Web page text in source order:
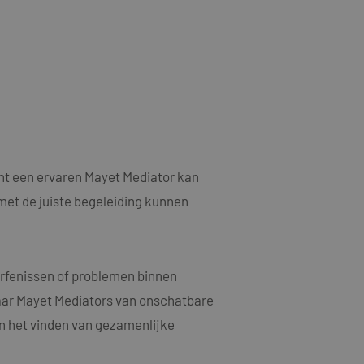
een ervaren Mayet Mediator kan
de juiste begeleiding kunnen
of problemen binnen
Mayet Mediators van onschatbare
het vinden van gezamenlijke
microsoft-
eventuele
hij de genoemde
te leveren,
informatie uit
eventuele
hij de genoemde
van Google)